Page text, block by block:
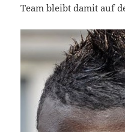
Team bleibt damit auf